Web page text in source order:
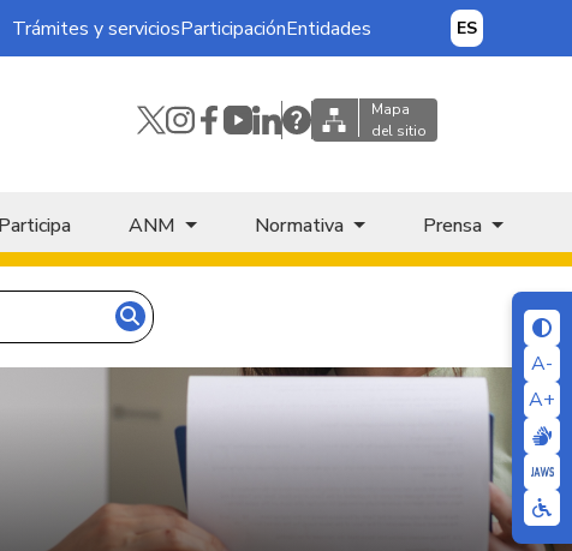
A-
A+
Trámites y serviciosParticipaciónEntidades ES
Mapa
del sitio
Participa ANM Normativa Prensa